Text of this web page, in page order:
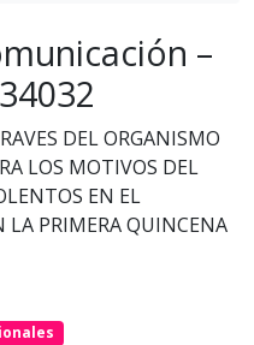
–
DEL ORGANISMO
LOS MOTIVOS DEL
EN EL
LA PRIMERA QUINCENA